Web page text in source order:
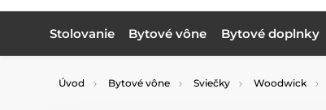
Stolovanie Bytové vône Bytové doplnky
Úvod Bytové vône Sviečky Woodwick